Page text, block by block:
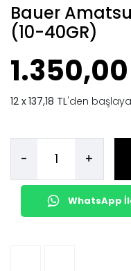
Bauer
(10-40GR)
1.350,00
137,18 TL'den
- +
WhatsApp